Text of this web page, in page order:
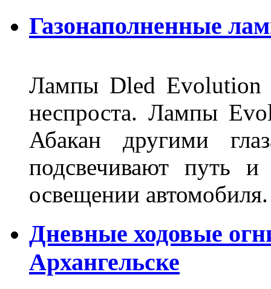
Газонаполненные
Лампы Dled Evolution
неспроста. Лампы
Абакан другими
подсвечивают путь
освещении автомобиля.
Дневные ходовые
Архангельске